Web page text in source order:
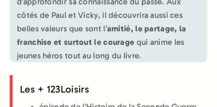
côtés de Paul et Vicky, il découvrira aussi ces
belles valeurs que sont l’amitié, le partage, la
franchise et surtout le courage qui anime les
jeunes héros tout au long du livre.
Les + 123Loisirs